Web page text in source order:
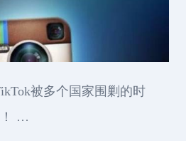
被多个国家围剿的时
！ …